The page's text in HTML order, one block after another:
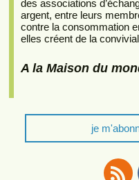
des associations
argent, entre leurs
contre la consommation
elles créent de la
A la Maison du
je